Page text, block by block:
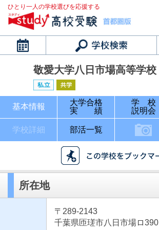
ひとり一人の学校選びを応援する
カレンダー
敬愛大学八日市場高等学校
基本情報
大学合格
実 績
学 校
説明会
学校詳細 部活一覧
所在地
〒289-2143
千葉県匝瑳市八日市場ロ390